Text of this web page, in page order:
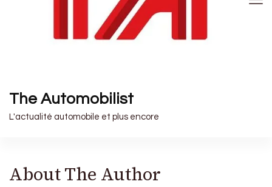
The Automobilist
L'actualité automobile et plus encore
About The Author